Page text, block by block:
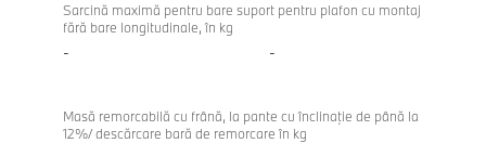
Sarcină maximă pentru bare suport pentru plafon cu montaj
fără bare longitudinale, în kg
- -
Masă remorcabilă cu frână, la pante cu înclinaţie de până la
12%/ descărcare bară de remorcare în kg